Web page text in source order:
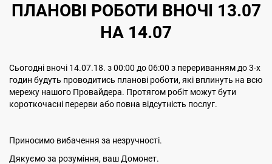
ПЛАНОВІ РОБОТИ ВНОЧІ 13.07
НА 14.07
Сьогодні вночі 14.07.18. з 00:00 до 06:00 з перериванням до 3-х
годин будуть проводитись планові роботи, які вплинуть на всю
мережу нашого Провайдера. Протягом робіт можут бути
короткочасні перерви або повна відсутність послуг.
Приносимо вибачення за незручності.
Дякуємо за розуміння, ваш Домонет.